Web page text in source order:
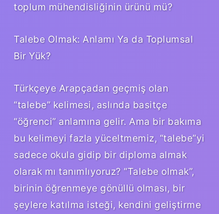
toplum mühendisliğinin ürünü mü?
Talebe Olmak: Anlamı Ya da Toplumsal
Bir Yük?
Türkçeye Arapçadan geçmiş olan
“talebe” kelimesi, aslında basitçe
“öğrenci” anlamına gelir. Ama bir bakıma
bu kelimeyi fazla yüceltmemiz, “talebe”yi
sadece okula gidip bir diploma almak
olarak mı tanımlıyoruz? “Talebe olmak”,
birinin öğrenmeye gönüllü olması, bir
şeylere katılma isteği, kendini geliştirme